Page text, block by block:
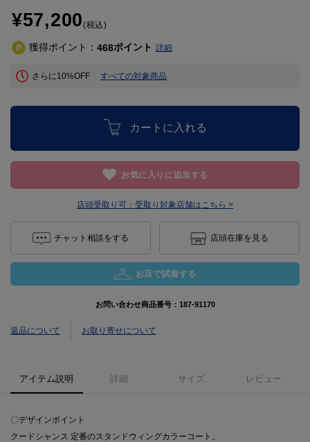
¥57,200(税込)
獲得ポイント： 468ポイント 詳細
さらに10%OFF すべての対象商品
カートに入れる
お気に入りに追加する
店頭受取り可： 受取り対象店舗はこちら >
チャット相談をする 店頭在庫を見る
お店で試着する
お問い合わせ商品番号： 187-91170
返品について お取り寄せについて
アイテム説明 詳細 サイズ レビュー
〇デザインポイント
クードシャンス 定番のスタンドウィングカラーコート。